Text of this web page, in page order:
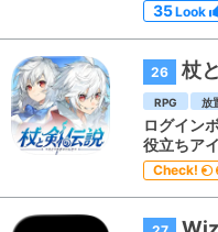
35Look
26 杖
RPG 放
ログイン
役立ちア
Check!